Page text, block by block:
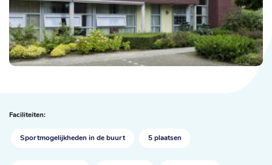
Faciliteiten:
Sportmogelijkheden in de buurt 5 plaatsen